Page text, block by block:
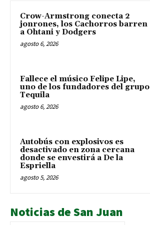
Crow-Armstrong conecta 2
jonrones, los Cachorros barren
a Ohtani y Dodgers
agosto 6, 2026
Fallece el músico Felipe Lipe,
uno de los fundadores del grupo
Tequila
agosto 6, 2026
Autobús con explosivos es
desactivado en zona cercana
donde se envestirá a De la
Espriella
agosto 5, 2026
Noticias de San Juan